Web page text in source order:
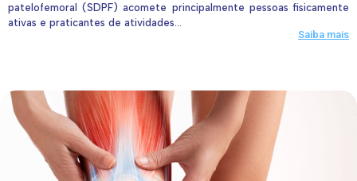
patelofemoral (SDPF) acomete principalmente pessoas fisicamente
ativas e praticantes de atividades...
Saiba mais